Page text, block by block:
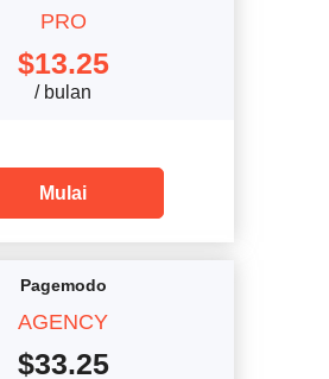
PRO
$13.25
/ bulan
Mulai
Pagemodo
AGENCY
$33.25